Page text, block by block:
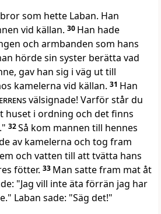
som hette Laban. Han
vid källan. 30 Han hade
och armbanden som hans
hörde sin syster berätta vad
gav han sig i väg ut till
kamelerna vid källan. 31 Han
välsignade! Varför står du
huset i ordning och det finns
32Så kom mannen till hennes
av kamelerna och tog fram
och vatten till att tvätta hans
fötter. 33 Man satte fram mat åt
"Jag vill inte äta förrän jag har
Laban sade: "Säg det!"